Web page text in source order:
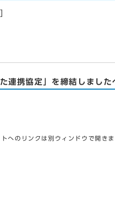
連携協定」を締結しました
へのリンクは別ウィンドウで開きま